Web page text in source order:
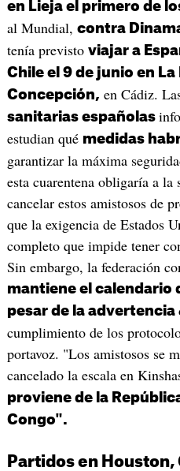
en Lieja el primero de
al Mundial, contra
tenía previsto viajar a
Chile el 9 de junio en La
Concepción, en Cádiz.
sanitarias españolas
estudian qué medidas
garantizar la máxima
esta cuarentena obligaría a la
cancelar estos amistosos de
que la exigencia de Estados
completo que impide tener
Sin embargo, la federación
mantiene el calendario
pesar de la advertencia
cumplimiento de los
portavoz. "Los amistosos se
cancelado la escala en
proviene de la
Congo".
Partidos en Houston,